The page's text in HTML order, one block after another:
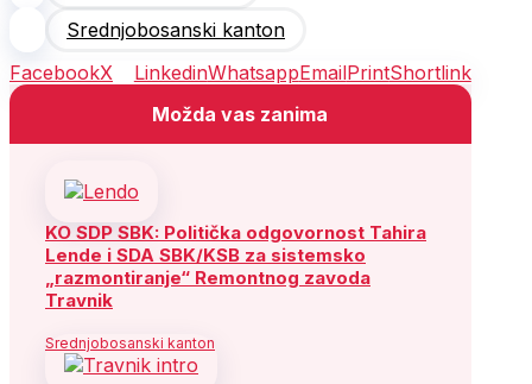
Srednjobosanski kanton
FacebookX LinkedinWhatsappEmailPrintShortlink
Možda vas zanima
KO SDP SBK: Politička odgovornost Tahira
Lende i SDA SBK/KSB za sistemsko
„razmontiranje“ Remontnog zavoda
Travnik
Srednjobosanski kanton